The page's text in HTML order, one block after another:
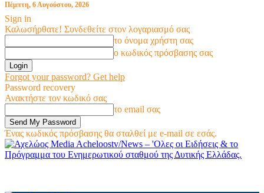
Πέμπτη, 6 Αυγούστου, 2026
Sign in
Καλωσήρθατε! Συνδεθείτε στον λογαριασμό σας
το όνομα χρήστη σας
ο κωδικός πρόσβασης σας
Forgot your password? Get help
Password recovery
Ανακτήστε τον κωδικό σας
το email σας
Ένας κωδικός πρόσβασης θα σταλθεί με e-mail σε εσάς.
Acheloostv/News – 'Ολες οι Ειδήσεις & το
Πρόγραμμα του Ενημερωτικού σταθμού της Δυτικής Ελλάδας.